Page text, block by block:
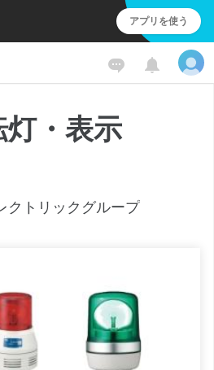
アプリを使う
・表示
クトリックグループ